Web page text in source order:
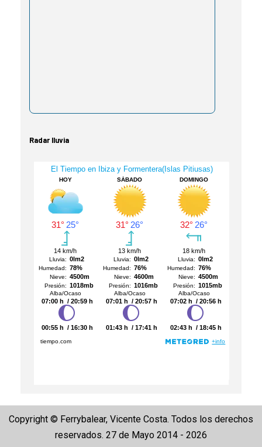
Radar lluvia
Copyright © Ferrybalear, Vicente Costa. Todos los derechos
reservados. 27 de Mayo 2014 - 2026